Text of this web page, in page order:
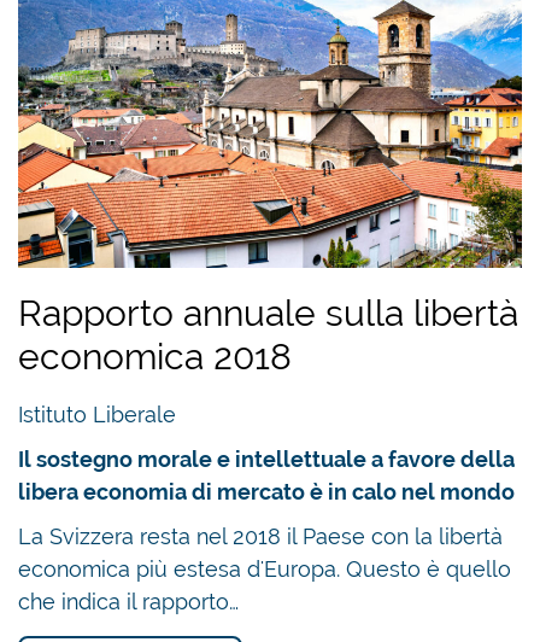
Rapporto annuale sulla libertà
economica 2018
Istituto Liberale
Il sostegno morale e intellettuale a favore della
libera economia di mercato è in calo nel mondo
La Svizzera resta nel 2018 il Paese con la libertà
economica più estesa d'Europa. Questo è quello
che indica il rapporto…